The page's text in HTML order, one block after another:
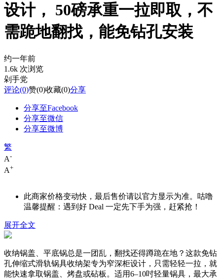
设计， 50磅承重一拉即取，不
需跪地翻找，能免钻孔安装
约一年前
1.6k 次浏览
剁手党
评论(0)赞(0)收藏(0)分享
分享至Facebook
分享至微信
分享至微博
繁
A-
A+
此商家价格变动快，最后售价请以官方显示为准。咕噜
温馨提醒：遇到好 Deal 一定先下手为强，赶紧抢！
展开全文
收纳锅盖、平底锅总是一团乱，翻找还得蹲跪在地？这款免钻
孔伸缩式滑轨锅具收纳架专为窄深柜设计，只需轻轻一拉，就
能快速拿取锅盖、烤盘或砧板。适用6–10吋轻量锅具，最大承